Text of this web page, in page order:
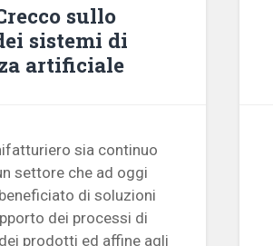
sullo
sistemi di
artificiale
sia continuo
settore che ad oggi
di soluzioni
dei processi di
prodotti ed affine agli